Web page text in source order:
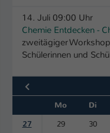
14. Juli 09:00 Uhr
Chemie Entdecken -
zweitägiger
Schülerinnen und
Mo
Di
27 29 30
Zweck
Name
Anbieter TYPO3